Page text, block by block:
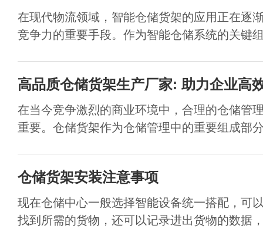
在现代物流领域，智能仓储货架的应用正在逐
竞争力的重要手段。作为智能仓储系统的关键
高品质仓储货架生产厂家: 助力企业高
在当今竞争激烈的商业环境中，合理的仓储管
重要。仓储货架作为仓储管理中的重要组成部
仓储货架安装注意事项
现在仓储中心一般选择智能设备统一搭配，可
找到所需的货物，还可以记录进出货物的数据